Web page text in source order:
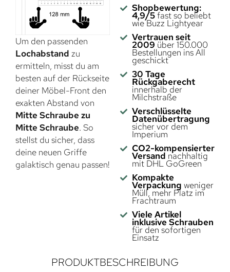
Um den passenden
Lochabstand zu
ermitteln, misst du am
besten auf der Rückseite
deiner Möbel-Front den
exakten Abstand von
Mitte Schraube zu
Mitte Schraube. So
stellst du sicher, dass
deine neuen Griffe
galaktisch genau passen!
Shopbewertung:
4,9/5fast so beliebt
wie Buzz Lightyear
Vertrauen seit
2009über 150.000
Bestellungen ins All
geschickt
30 Tage
Rückgaberecht
innerhalb der
Milchstraße
Verschlüsselte
Datenübertragung
sicher vor dem
Imperium
CO2-kompensierter
Versand nachhaltig
mit DHL GoGreen
Kompakte
Verpackung weniger
Müll, mehr Platz im
Frachtraum
Viele Artikel
inklusive Schrauben
für den sofortigen
Einsatz
PRODUKTBESCHREIBUNG